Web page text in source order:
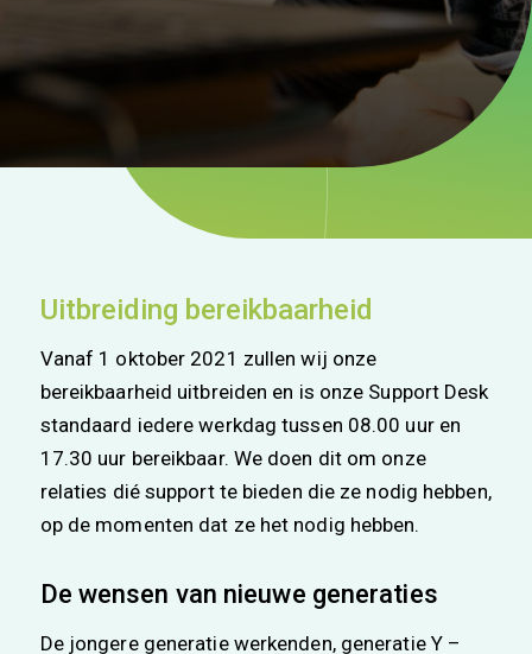
Uitbreiding bereikbaarheid
Vanaf 1 oktober 2021 zullen wij onze
bereikbaarheid uitbreiden en is onze Support Desk
standaard iedere werkdag tussen 08.00 uur en
17.30 uur bereikbaar. We doen dit om onze
relaties dié support te bieden die ze nodig hebben,
op de momenten dat ze het nodig hebben.
De wensen van nieuwe generaties
De jongere generatie werkenden, generatie Y –